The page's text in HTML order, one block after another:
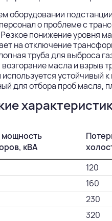
оборудовании
о проблеме с
понижение уровня
на отключение
труба для выброса
возгорание масла и
устойчивый
для отбора проб масла,
кВА
120
160
230
320